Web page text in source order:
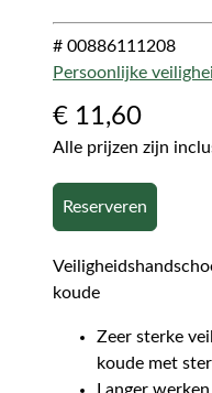
# 00886111208
Persoonlijke
€ 11,60
Alle prijzen zijn
Reserveren
koude
Zeer sterke
koude met